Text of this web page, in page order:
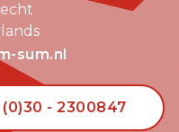
sum.nl
(0)30 - 2300847